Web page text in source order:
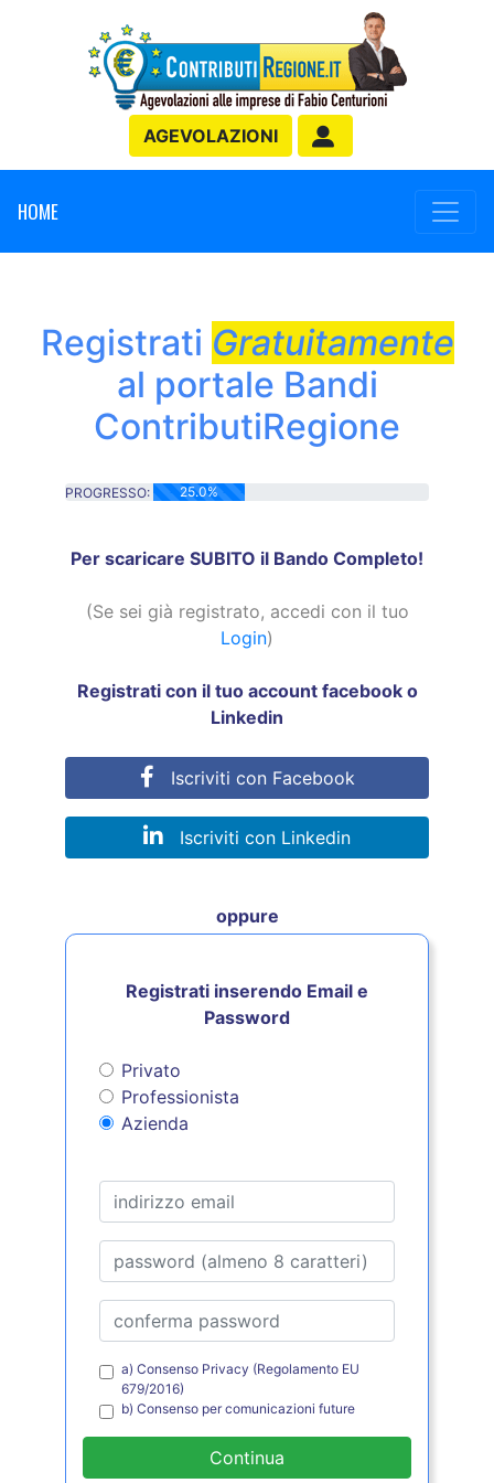
AGEVOLAZIONI
HOME
Registrati Gratuitamente
al portale Bandi
ContributiRegione
PROGRESSO: 25.0%
25.0% Complete
Per scaricare SUBITO il Bando Completo!
(Se sei già registrato, accedi con il tuo
Login)
Registrati con il tuo account facebook o
Linkedin
Iscriviti con Facebook
Iscriviti con Linkedin
oppure
Registrati inserendo Email e
Password
Privato
Professionista
Azienda
a) Consenso Privacy (Regolamento EU
679/2016)
b) Consenso per comunicazioni future
Continua